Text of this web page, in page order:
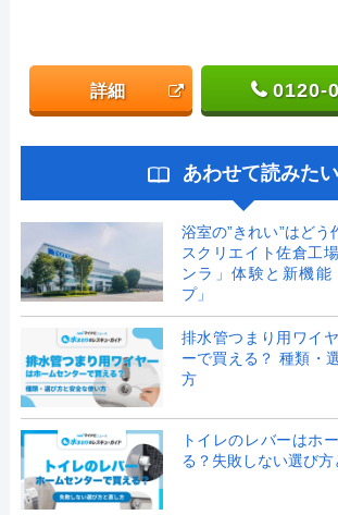
詳細 0120-
あわせて読みたい
浴室の”きれい”はど
スクリエイト佐倉工
ンラ」体験と新機
プ」
排水管つまり用ワイ
ーで買える？ 種類・
方
トイレのレバーはホ
る？失敗しない選び方